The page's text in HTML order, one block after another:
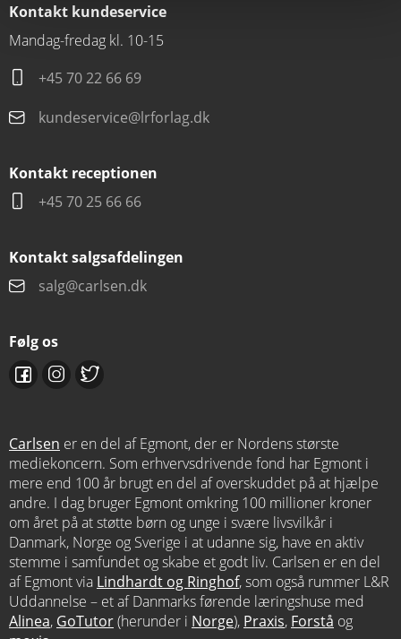
Kontakt kundeservice
Mandag-fredag kl. 10-15
+45 70 22 66 69
kundeservice@lrforlag.dk
Kontakt receptionen
+45 70 25 66 66
Kontakt salgsafdelingen
salg@carlsen.dk
Følg os
Carlsen er en del af Egmont, der er Nordens største
mediekoncern. Som erhvervsdrivende fond har Egmont i
mere end 100 år brugt en del af overskuddet på at hjælpe
andre. I dag bruger Egmont omkring 100 millioner kroner
om året på at støtte børn og unge i svære livsvilkår i
Danmark, Norge og Sverige i at udanne sig, have en aktiv
stemme i samfundet og skabe et godt liv. Carlsen er en del
af Egmont via Lindhardt og Ringhof, som også rummer L&R
Uddannelse – et af Danmarks førende læringshuse med
Alinea, GoTutor(herunder i Norge), Praxis, Forstå og